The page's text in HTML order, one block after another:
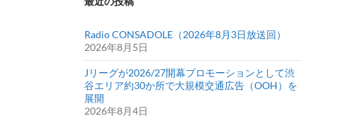
Radio CONSADOLE（2026年8月3日放送回）
2026年8月5日
Jリーグが2026/27開幕プロモーションとして渋
谷エリア約30か所で大規模交通広告（OOH）を
展開
2026年8月4日